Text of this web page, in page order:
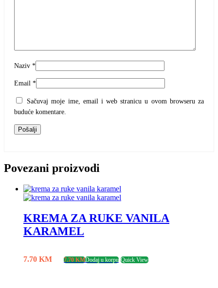
Naziv *
Email *
Sačuvaj moje ime, email i web stranicu u ovom browseru za
buduće komentare.
Povezani proizvodi
KREMA ZA RUKE VANILA
KARAMEL
7.70 KM 7.70 KMDodaj u korpu Quick View